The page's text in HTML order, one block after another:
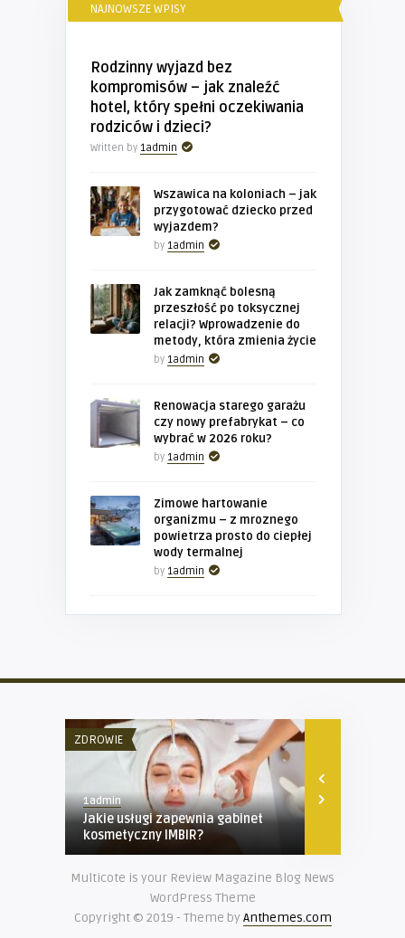
NAJNOWSZE WPISY
Rodzinny wyjazd bez
kompromisów – jak znaleźć
hotel, który spełni oczekiwania
rodziców i dzieci?
Written by 1admin
Wszawica na koloniach – jak
przygotować dziecko przed
wyjazdem?
by 1admin
Jak zamknąć bolesną
przeszłość po toksycznej
relacji? Wprowadzenie do
metody, która zmienia życie
by 1admin
Renowacja starego garażu
czy nowy prefabrykat – co
wybrać w 2026 roku?
by 1admin
Zimowe hartowanie
organizmu – z mroznego
powietrza prosto do ciepłej
wody termalnej
by 1admin
ZDROWIE
1admin
Jakie usługi zapewnia gabinet
kosmetyczny IMBIR?
Multicote is your Review Magazine Blog News
WordPress Theme
Copyright © 2019 - Theme byAnthemes.com